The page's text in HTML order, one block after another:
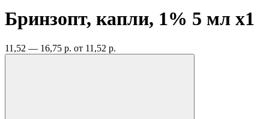
Бринзопт, капли, 1% 5 мл x1
11,52 — 16,75 р. от 11,52 р.